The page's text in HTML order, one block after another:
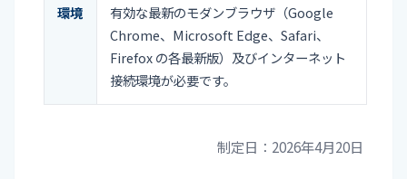
環境
有効な最新のモダンブラウザ（Google
Chrome、Microsoft Edge、Safari、
Firefox の各最新版）及びインターネット
接続環境が必要です。
制定日：2026年4月20日